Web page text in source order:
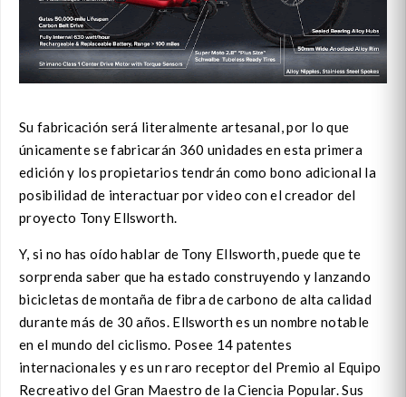
Su fabricación será literalmente artesanal, por lo que
únicamente se fabricarán 360 unidades en esta primera
edición y los propietarios tendrán como bono adicional la
posibilidad de interactuar por video con el creador del
proyecto Tony Ellsworth.
Y, si no has oído hablar de Tony Ellsworth, puede que te
sorprenda saber que ha estado construyendo y lanzando
bicicletas de montaña de fibra de carbono de alta calidad
durante más de 30 años. Ellsworth es un nombre notable
en el mundo del ciclismo. Posee 14 patentes
internacionales y es un raro receptor del Premio al Equipo
Recreativo del Gran Maestro de la Ciencia Popular. Sus